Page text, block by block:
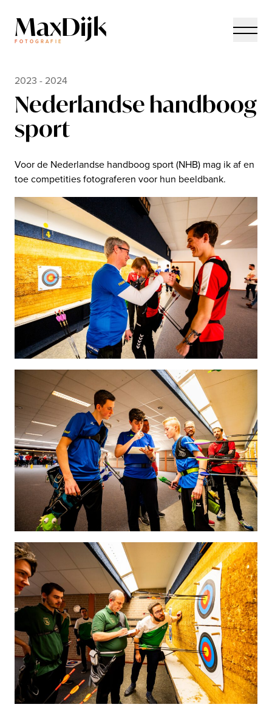
MaxDijk
FOTOGRAFIE
2023 - 2024
Nederlandse handboog
sport
Voor de Nederlandse handboog sport (NHB) mag ik af en
toe competities fotograferen voor hun beeldbank.